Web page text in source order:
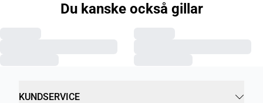
Du kanske också gillar
KUNDSERVICE